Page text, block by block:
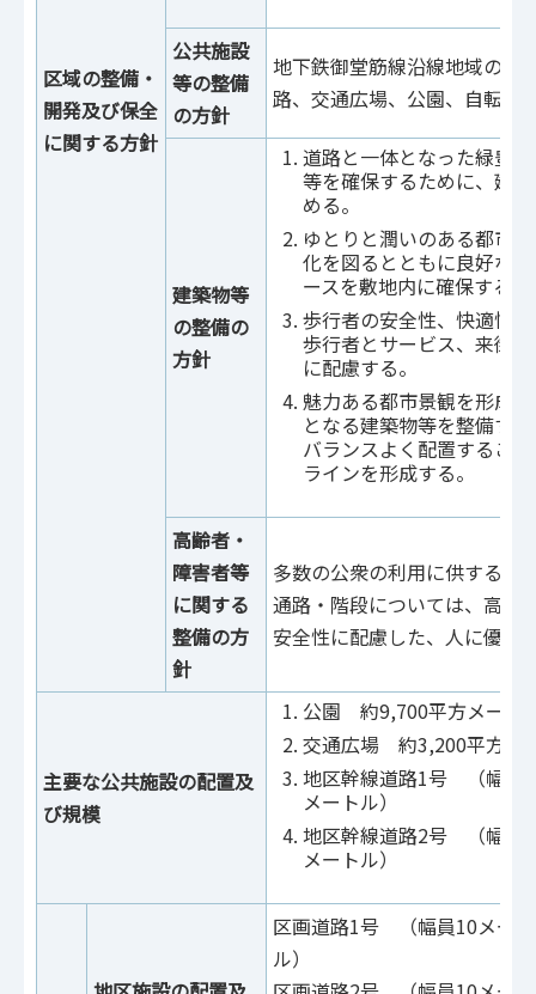
区域の整備・
開発及び保全
に関する方針
公共施設
等の整備
の方針
地下鉄御堂筋線沿線地域の駅
路、交通広場、公園、自転車
建築物等
の整備の
方針
道路と一体となった緑豊
等を確保するために、建
める。
ゆとりと潤いのある都市
化を図るとともに良好な
ースを敷地内に確保する。
歩行者の安全性、快適性
歩行者とサービス、来街
に配慮する。
魅力ある都市景観を形成
となる建築物等を整備す
バランスよく配置するこ
ラインを形成する。
高齢者・
障害者等
に関する
整備の方
針
多数の公衆の利用に供する施
通路・階段については、高齢
安全性に配慮した、人に優し
主要な公共施設の配置及
び規模
公園 約9,700平方メート
交通広場 約3,200平方メ
地区幹線道路1号 （幅員
メートル）
地区幹線道路2号 （幅員
メートル）
区画道路1号 （幅員10メー
ル）